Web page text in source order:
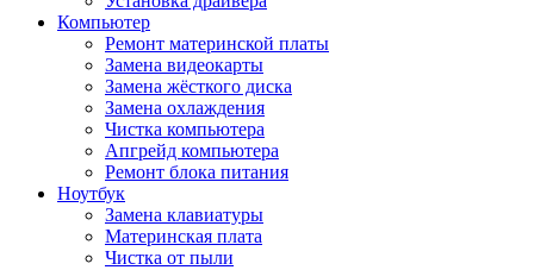
Компьютер
Ремонт материнской платы
Замена видеокарты
Замена жёсткого диска
Замена охлаждения
Чистка компьютера
Апгрейд компьютера
Ремонт блока питания
Ноутбук
Замена клавиатуры
Материнская плата
Чистка от пыли